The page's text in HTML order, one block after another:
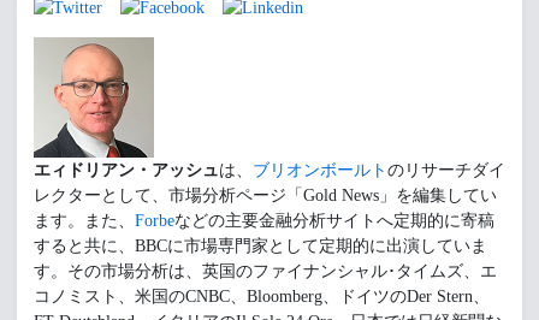
エィドリアン・アッシュ は、 ブリオンボールト のリサーチダイ
レクターとして、市場分析ページ「Gold News」を編集してい
ます。また、 Forbeなどの主要金融分析サイトへ定期的に寄稿
すると共に、BBCに市場専門家として定期的に出演していま
す。その市場分析は、英国のファイナンシャル･タイムズ、エ
コノミスト、米国のCNBC、Bloomberg、ドイツのDer Stern、